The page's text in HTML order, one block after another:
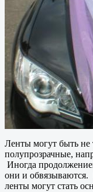
Ленты могут быть не
полупрозрачные,
Иногда
они и обвязываются.
ленты могут стать